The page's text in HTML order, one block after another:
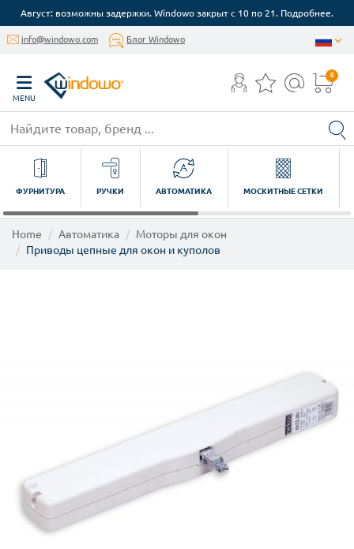
Август: возможны задержки. Windowo закрыт с 10 по 21. Подробнее.
info@windowo.com Блог Windowo
MENU
0
ФУРНИТУРА РУЧКИ АВТОМАТИКА МОСКИТНЫЕ СЕТКИ
Home Автоматика
Моторы для окон
Приводы цепные для окон и куполов